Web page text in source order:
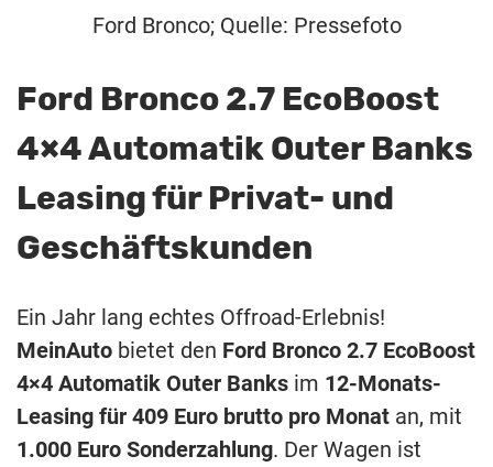
Ford Bronco; Quelle: Pressefoto
Ford Bronco 2.7 EcoBoost
4×4 Automatik Outer Banks
Leasing für Privat- und
Geschäftskunden
Ein Jahr lang echtes Offroad-Erlebnis!
MeinAuto bietet den Ford Bronco 2.7 EcoBoost
4×4 Automatik Outer Banks im 12-Monats-
Leasing für 409 Euro brutto pro Monat an, mit
1.000 Euro Sonderzahlung. Der Wagen ist